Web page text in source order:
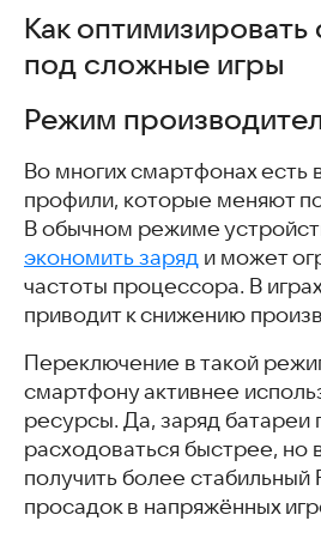
Как
под сложные игры
Режим
Во многих смартфонах есть
профили, которые меняют
В обычном режиме
экономить заряд и может
частоты процессора. В
приводит к снижению
Переключение в такой
смартфону активнее
ресурсы. Да, заряд батареи
расходоваться быстрее,
получить более стабильный
просадок в напряжённых